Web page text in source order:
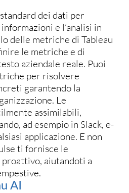
dei dati per
e l’analisi in
delle metriche di Tableau
le metriche e di
aziendale reale. Puoi
per risolvere
garantendo la
Le
assimilabili,
ad esempio in Slack, e-
applicazione. E non
ti fornisce le
aiutandoti a
AI